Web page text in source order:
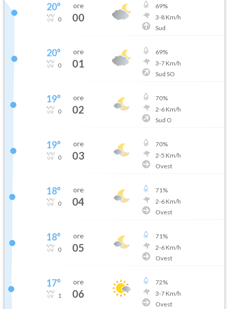
20°
0
ore
00
69%
3-8Km/h
Sud
20°
0
ore
01
69%
3-7Km/h
Sud SO
19°
0
ore
02
70%
2-6Km/h
Sud O
19°
0
ore
03
70%
2-5 Km/h
Ovest
18°
0
ore
04
71%
2-6Km/h
Ovest
18°
0
ore
05
71%
2-6Km/h
Ovest
17°
1
ore
06
72%
3-7Km/h
Ovest